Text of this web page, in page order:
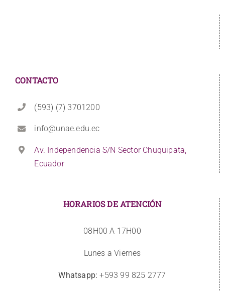
CONTACTO
(593) (7) 3701200
info@unae.edu.ec
Av. Independencia S/N Sector Chuquipata,
Ecuador
HORARIOS DE ATENCIÓN
08H00 A 17H00
Lunes a Viernes
Whatsapp: +593 99 825 2777